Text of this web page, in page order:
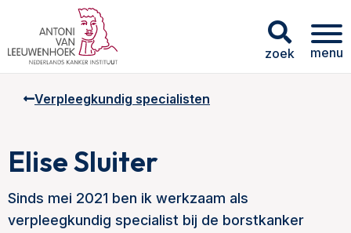
zoek menu
Verpleegkundig specialisten
Elise Sluiter
Sinds mei 2021 ben ik werkzaam als
verpleegkundig specialist bij de borstkanker